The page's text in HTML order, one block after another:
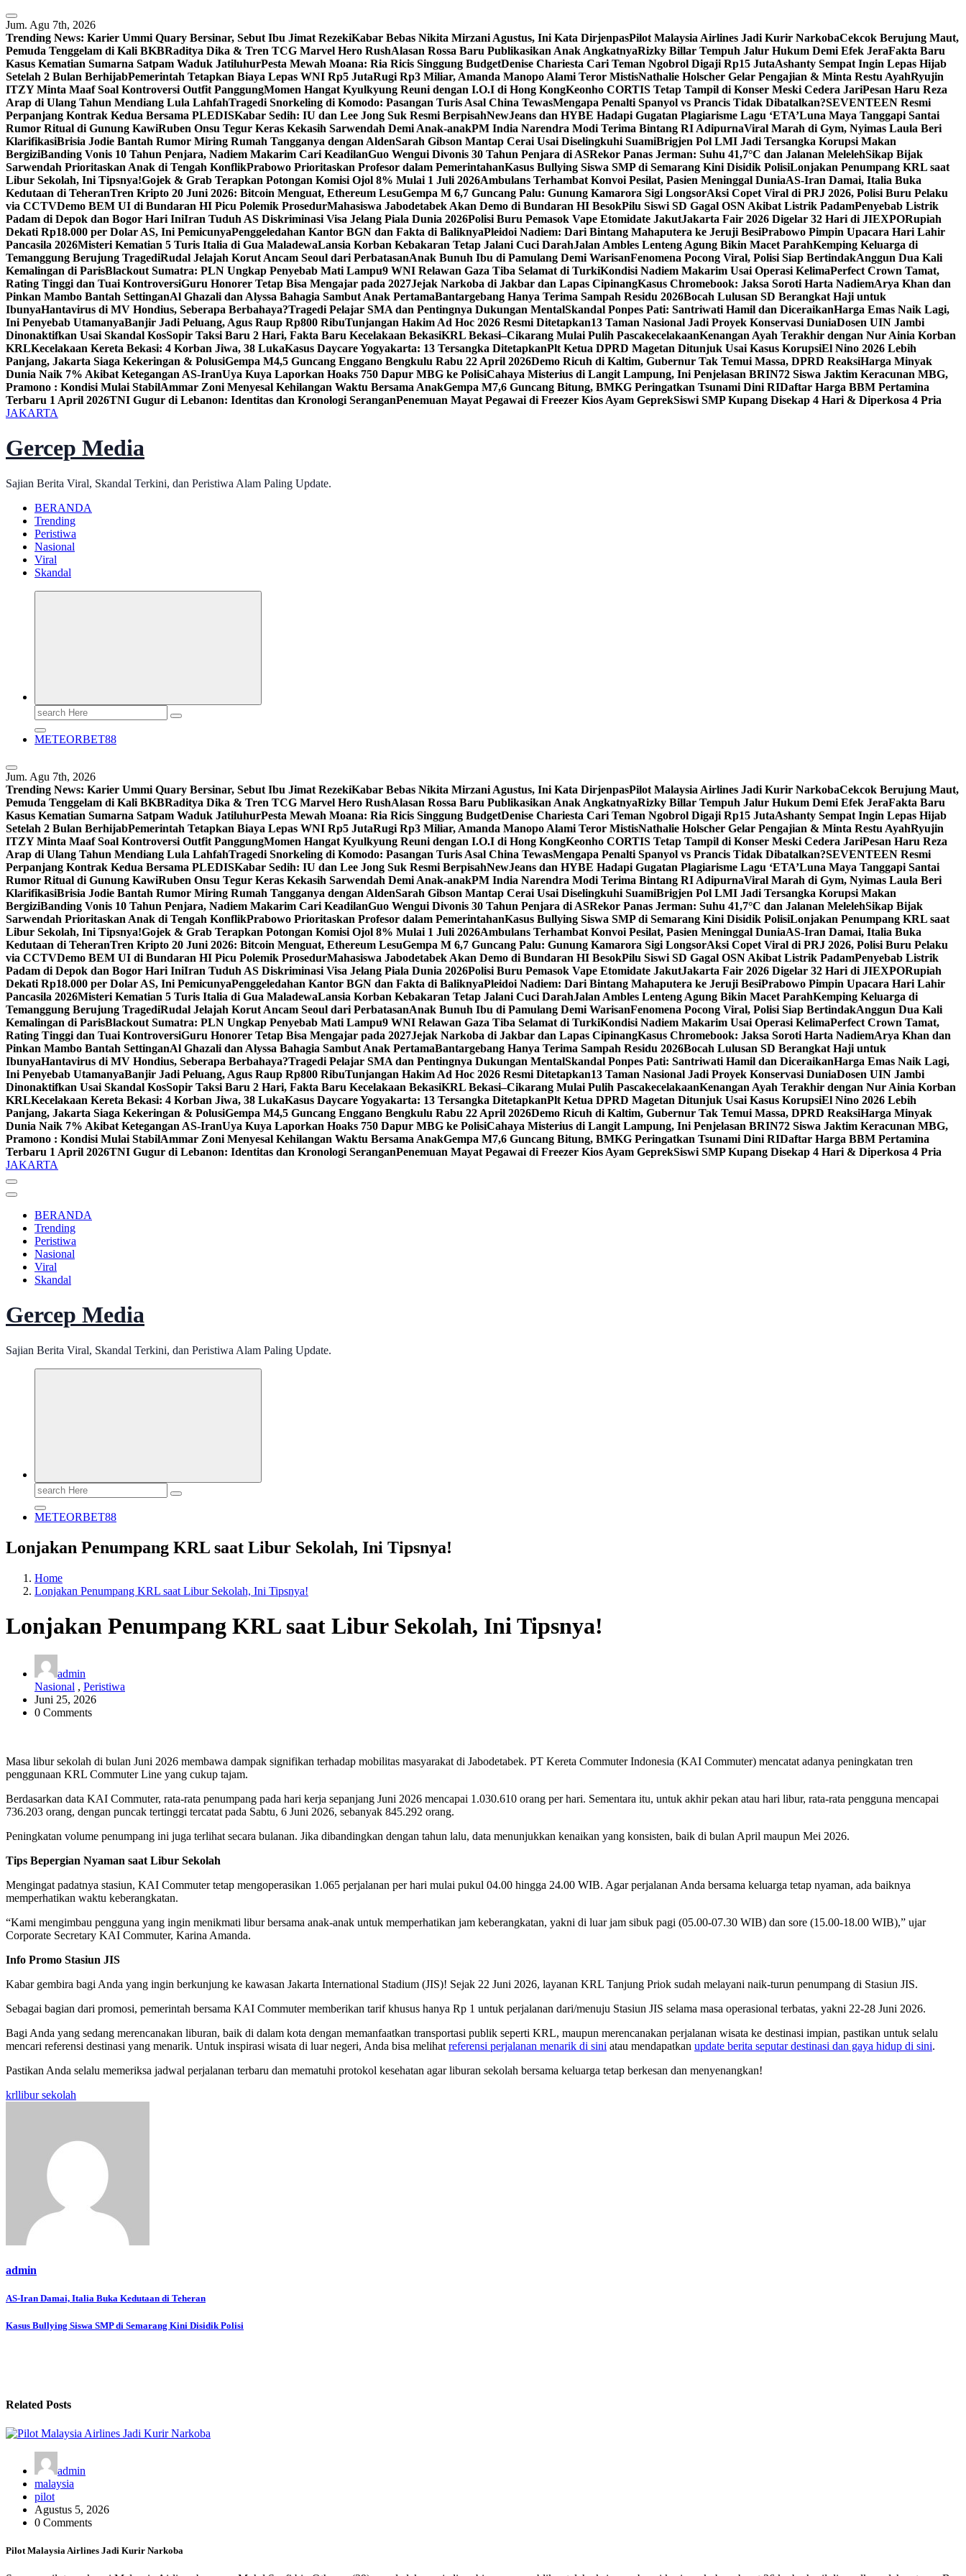
Skip
to
content
Jum. Agu 7th, 2026
Trending News: Karier Ummi Quary Bersinar, Sebut Ibu Jimat RezekiKabar Bebas Nikita Mirzani Agustus, Ini Kata DirjenpasPilot Malaysia Airlines Jadi Kurir NarkobaCekcok Berujung Maut,
Pemuda Tenggelam di Kali BKBRaditya Dika & Tren TCG Marvel Hero RushAlasan Rossa Baru Publikasikan Anak AngkatnyaRizky Billar Tempuh Jalur Hukum Demi Efek JeraFakta Baru
Kasus Kematian Sumarna Satpam Waduk JatiluhurPesta Mewah Moana: Ria Ricis Singgung BudgetDenise Chariesta Cari Teman Ngobrol Digaji Rp15 JutaAshanty Sempat Ingin Lepas Hijab
Setelah 2 Bulan BerhijabPemerintah Tetapkan Biaya Lepas WNI Rp5 JutaRugi Rp3 Miliar, Amanda Manopo Alami Teror MistisNathalie Holscher Gelar Pengajian & Minta Restu AyahRyujin
ITZY Minta Maaf Soal Kontroversi Outfit PanggungMomen Hangat Kyulkyung Reuni dengan I.O.I di Hong KongKeonho CORTIS Tetap Tampil di Konser Meski Cedera JariPesan Haru Reza
Arap di Ulang Tahun Mendiang Lula LahfahTragedi Snorkeling di Komodo: Pasangan Turis Asal China TewasMengapa Penalti Spanyol vs Prancis Tidak Dibatalkan?SEVENTEEN Resmi
Perpanjang Kontrak Kedua Bersama PLEDISKabar Sedih: IU dan Lee Jong Suk Resmi BerpisahNewJeans dan HYBE Hadapi Gugatan Plagiarisme Lagu ‘ETA’Luna Maya Tanggapi Santai
Rumor Ritual di Gunung KawiRuben Onsu Tegur Keras Kekasih Sarwendah Demi Anak-anakPM India Narendra Modi Terima Bintang RI AdipurnaViral Marah di Gym, Nyimas Laula Beri
KlarifikasiBrisia Jodie Bantah Rumor Miring Rumah Tangganya dengan AldenSarah Gibson Mantap Cerai Usai Diselingkuhi SuamiBrigjen Pol LMI Jadi Tersangka Korupsi Makan
BergiziBanding Vonis 10 Tahun Penjara, Nadiem Makarim Cari KeadilanGuo Wengui Divonis 30 Tahun Penjara di ASRekor Panas Jerman: Suhu 41,7°C dan Jalanan MelelehSikap Bijak
Sarwendah Prioritaskan Anak di Tengah KonflikPrabowo Prioritaskan Profesor dalam PemerintahanKasus Bullying Siswa SMP di Semarang Kini Disidik PolisiLonjakan Penumpang KRL saat
Libur Sekolah, Ini Tipsnya!Gojek & Grab Terapkan Potongan Komisi Ojol 8% Mulai 1 Juli 2026Ambulans Terhambat Konvoi Pesilat, Pasien Meninggal DuniaAS-Iran Damai, Italia Buka
Kedutaan di TeheranTren Kripto 20 Juni 2026: Bitcoin Menguat, Ethereum LesuGempa M 6,7 Guncang Palu: Gunung Kamarora Sigi LongsorAksi Copet Viral di PRJ 2026, Polisi Buru Pelaku
via CCTVDemo BEM UI di Bundaran HI Picu Polemik ProsedurMahasiswa Jabodetabek Akan Demo di Bundaran HI BesokPilu Siswi SD Gagal OSN Akibat Listrik PadamPenyebab Listrik
Padam di Depok dan Bogor Hari IniIran Tuduh AS Diskriminasi Visa Jelang Piala Dunia 2026Polisi Buru Pemasok Vape Etomidate JakutJakarta Fair 2026 Digelar 32 Hari di JIEXPORupiah
Dekati Rp18.000 per Dolar AS, Ini PemicunyaPenggeledahan Kantor BGN dan Fakta di BaliknyaPleidoi Nadiem: Dari Bintang Mahaputera ke Jeruji BesiPrabowo Pimpin Upacara Hari Lahir
Pancasila 2026Misteri Kematian 5 Turis Italia di Gua MaladewaLansia Korban Kebakaran Tetap Jalani Cuci DarahJalan Ambles Lenteng Agung Bikin Macet ParahKemping Keluarga di
Temanggung Berujung TragediRudal Jelajah Korut Ancam Seoul dari PerbatasanAnak Bunuh Ibu di Pamulang Demi WarisanFenomena Pocong Viral, Polisi Siap BertindakAnggun Dua Kali
Kemalingan di ParisBlackout Sumatra: PLN Ungkap Penyebab Mati Lampu9 WNI Relawan Gaza Tiba Selamat di TurkiKondisi Nadiem Makarim Usai Operasi KelimaPerfect Crown Tamat,
Rating Tinggi dan Tuai KontroversiGuru Honorer Tetap Bisa Mengajar pada 2027Jejak Narkoba di Jakbar dan Lapas CipinangKasus Chromebook: Jaksa Soroti Harta NadiemArya Khan dan
Pinkan Mambo Bantah SettinganAl Ghazali dan Alyssa Bahagia Sambut Anak PertamaBantargebang Hanya Terima Sampah Residu 2026Bocah Lulusan SD Berangkat Haji untuk
IbunyaHantavirus di MV Hondius, Seberapa Berbahaya?Tragedi Pelajar SMA dan Pentingnya Dukungan MentalSkandal Ponpes Pati: Santriwati Hamil dan DiceraikanHarga Emas Naik Lagi,
Ini Penyebab UtamanyaBanjir Jadi Peluang, Agus Raup Rp800 RibuTunjangan Hakim Ad Hoc 2026 Resmi Ditetapkan13 Taman Nasional Jadi Proyek Konservasi DuniaDosen UIN Jambi
Dinonaktifkan Usai Skandal KosSopir Taksi Baru 2 Hari, Fakta Baru Kecelakaan BekasiKRL Bekasi–Cikarang Mulai Pulih PascakecelakaanKenangan Ayah Terakhir dengan Nur Ainia Korban
KRLKecelakaan Kereta Bekasi: 4 Korban Jiwa, 38 LukaKasus Daycare Yogyakarta: 13 Tersangka DitetapkanPlt Ketua DPRD Magetan Ditunjuk Usai Kasus KorupsiEl Nino 2026 Lebih
Panjang, Jakarta Siaga Kekeringan & PolusiGempa M4,5 Guncang Enggano Bengkulu Rabu 22 April 2026Demo Ricuh di Kaltim, Gubernur Tak Temui Massa, DPRD ReaksiHarga Minyak
Dunia Naik 7% Akibat Ketegangan AS-IranUya Kuya Laporkan Hoaks 750 Dapur MBG ke PolisiCahaya Misterius di Langit Lampung, Ini Penjelasan BRIN72 Siswa Jaktim Keracunan MBG,
Pramono : Kondisi Mulai StabilAmmar Zoni Menyesal Kehilangan Waktu Bersama AnakGempa M7,6 Guncang Bitung, BMKG Peringatkan Tsunami Dini RIDaftar Harga BBM Pertamina
Terbaru 1 April 2026TNI Gugur di Lebanon: Identitas dan Kronologi SeranganPenemuan Mayat Pegawai di Freezer Kios Ayam GeprekSiswi SMP Kupang Disekap 4 Hari & Diperkosa 4 Pria
JAKARTA
Gercep Media
Sajian Berita Viral, Skandal Terkini, dan Peristiwa Alam Paling Update.
BERANDA
Trending
Peristiwa
Nasional
Viral
Skandal
Search
for:
METEORBET88
Jum. Agu 7th, 2026
Trending News: Karier Ummi Quary Bersinar, Sebut Ibu Jimat RezekiKabar Bebas Nikita Mirzani Agustus, Ini Kata DirjenpasPilot Malaysia Airlines Jadi Kurir NarkobaCekcok Berujung Maut,
Pemuda Tenggelam di Kali BKBRaditya Dika & Tren TCG Marvel Hero RushAlasan Rossa Baru Publikasikan Anak AngkatnyaRizky Billar Tempuh Jalur Hukum Demi Efek JeraFakta Baru
Kasus Kematian Sumarna Satpam Waduk JatiluhurPesta Mewah Moana: Ria Ricis Singgung BudgetDenise Chariesta Cari Teman Ngobrol Digaji Rp15 JutaAshanty Sempat Ingin Lepas Hijab
Setelah 2 Bulan BerhijabPemerintah Tetapkan Biaya Lepas WNI Rp5 JutaRugi Rp3 Miliar, Amanda Manopo Alami Teror MistisNathalie Holscher Gelar Pengajian & Minta Restu AyahRyujin
ITZY Minta Maaf Soal Kontroversi Outfit PanggungMomen Hangat Kyulkyung Reuni dengan I.O.I di Hong KongKeonho CORTIS Tetap Tampil di Konser Meski Cedera JariPesan Haru Reza
Arap di Ulang Tahun Mendiang Lula LahfahTragedi Snorkeling di Komodo: Pasangan Turis Asal China TewasMengapa Penalti Spanyol vs Prancis Tidak Dibatalkan?SEVENTEEN Resmi
Perpanjang Kontrak Kedua Bersama PLEDISKabar Sedih: IU dan Lee Jong Suk Resmi BerpisahNewJeans dan HYBE Hadapi Gugatan Plagiarisme Lagu ‘ETA’Luna Maya Tanggapi Santai
Rumor Ritual di Gunung KawiRuben Onsu Tegur Keras Kekasih Sarwendah Demi Anak-anakPM India Narendra Modi Terima Bintang RI AdipurnaViral Marah di Gym, Nyimas Laula Beri
KlarifikasiBrisia Jodie Bantah Rumor Miring Rumah Tangganya dengan AldenSarah Gibson Mantap Cerai Usai Diselingkuhi SuamiBrigjen Pol LMI Jadi Tersangka Korupsi Makan
BergiziBanding Vonis 10 Tahun Penjara, Nadiem Makarim Cari KeadilanGuo Wengui Divonis 30 Tahun Penjara di ASRekor Panas Jerman: Suhu 41,7°C dan Jalanan MelelehSikap Bijak
Sarwendah Prioritaskan Anak di Tengah KonflikPrabowo Prioritaskan Profesor dalam PemerintahanKasus Bullying Siswa SMP di Semarang Kini Disidik PolisiLonjakan Penumpang KRL saat
Libur Sekolah, Ini Tipsnya!Gojek & Grab Terapkan Potongan Komisi Ojol 8% Mulai 1 Juli 2026Ambulans Terhambat Konvoi Pesilat, Pasien Meninggal DuniaAS-Iran Damai, Italia Buka
Kedutaan di TeheranTren Kripto 20 Juni 2026: Bitcoin Menguat, Ethereum LesuGempa M 6,7 Guncang Palu: Gunung Kamarora Sigi LongsorAksi Copet Viral di PRJ 2026, Polisi Buru Pelaku
via CCTVDemo BEM UI di Bundaran HI Picu Polemik ProsedurMahasiswa Jabodetabek Akan Demo di Bundaran HI BesokPilu Siswi SD Gagal OSN Akibat Listrik PadamPenyebab Listrik
Padam di Depok dan Bogor Hari IniIran Tuduh AS Diskriminasi Visa Jelang Piala Dunia 2026Polisi Buru Pemasok Vape Etomidate JakutJakarta Fair 2026 Digelar 32 Hari di JIEXPORupiah
Dekati Rp18.000 per Dolar AS, Ini PemicunyaPenggeledahan Kantor BGN dan Fakta di BaliknyaPleidoi Nadiem: Dari Bintang Mahaputera ke Jeruji BesiPrabowo Pimpin Upacara Hari Lahir
Pancasila 2026Misteri Kematian 5 Turis Italia di Gua MaladewaLansia Korban Kebakaran Tetap Jalani Cuci DarahJalan Ambles Lenteng Agung Bikin Macet ParahKemping Keluarga di
Temanggung Berujung TragediRudal Jelajah Korut Ancam Seoul dari PerbatasanAnak Bunuh Ibu di Pamulang Demi WarisanFenomena Pocong Viral, Polisi Siap BertindakAnggun Dua Kali
Kemalingan di ParisBlackout Sumatra: PLN Ungkap Penyebab Mati Lampu9 WNI Relawan Gaza Tiba Selamat di TurkiKondisi Nadiem Makarim Usai Operasi KelimaPerfect Crown Tamat,
Rating Tinggi dan Tuai KontroversiGuru Honorer Tetap Bisa Mengajar pada 2027Jejak Narkoba di Jakbar dan Lapas CipinangKasus Chromebook: Jaksa Soroti Harta NadiemArya Khan dan
Pinkan Mambo Bantah SettinganAl Ghazali dan Alyssa Bahagia Sambut Anak PertamaBantargebang Hanya Terima Sampah Residu 2026Bocah Lulusan SD Berangkat Haji untuk
IbunyaHantavirus di MV Hondius, Seberapa Berbahaya?Tragedi Pelajar SMA dan Pentingnya Dukungan MentalSkandal Ponpes Pati: Santriwati Hamil dan DiceraikanHarga Emas Naik Lagi,
Ini Penyebab UtamanyaBanjir Jadi Peluang, Agus Raup Rp800 RibuTunjangan Hakim Ad Hoc 2026 Resmi Ditetapkan13 Taman Nasional Jadi Proyek Konservasi DuniaDosen UIN Jambi
Dinonaktifkan Usai Skandal KosSopir Taksi Baru 2 Hari, Fakta Baru Kecelakaan BekasiKRL Bekasi–Cikarang Mulai Pulih PascakecelakaanKenangan Ayah Terakhir dengan Nur Ainia Korban
KRLKecelakaan Kereta Bekasi: 4 Korban Jiwa, 38 LukaKasus Daycare Yogyakarta: 13 Tersangka DitetapkanPlt Ketua DPRD Magetan Ditunjuk Usai Kasus KorupsiEl Nino 2026 Lebih
Panjang, Jakarta Siaga Kekeringan & PolusiGempa M4,5 Guncang Enggano Bengkulu Rabu 22 April 2026Demo Ricuh di Kaltim, Gubernur Tak Temui Massa, DPRD ReaksiHarga Minyak
Dunia Naik 7% Akibat Ketegangan AS-IranUya Kuya Laporkan Hoaks 750 Dapur MBG ke PolisiCahaya Misterius di Langit Lampung, Ini Penjelasan BRIN72 Siswa Jaktim Keracunan MBG,
Pramono : Kondisi Mulai StabilAmmar Zoni Menyesal Kehilangan Waktu Bersama AnakGempa M7,6 Guncang Bitung, BMKG Peringatkan Tsunami Dini RIDaftar Harga BBM Pertamina
Terbaru 1 April 2026TNI Gugur di Lebanon: Identitas dan Kronologi SeranganPenemuan Mayat Pegawai di Freezer Kios Ayam GeprekSiswi SMP Kupang Disekap 4 Hari & Diperkosa 4 Pria
JAKARTA
BERANDA
Trending
Peristiwa
Nasional
Viral
Skandal
Gercep Media
Sajian Berita Viral, Skandal Terkini, dan Peristiwa Alam Paling Update.
Search
for:
METEORBET88
Lonjakan Penumpang KRL saat Libur Sekolah, Ini Tipsnya!
Home
Lonjakan Penumpang KRL saat Libur Sekolah, Ini Tipsnya!
Lonjakan Penumpang KRL saat Libur Sekolah, Ini Tipsnya!
admin
Nasional , Peristiwa
Juni 25, 2026
0 Comments
Masa libur sekolah di bulan Juni 2026 membawa dampak signifikan terhadap mobilitas masyarakat di Jabodetabek. PT Kereta Commuter Indonesia (KAI Commuter) mencatat adanya peningkatan tren
penggunaan KRL Commuter Line yang cukup tajam.
Berdasarkan data KAI Commuter, rata-rata penumpang pada hari kerja sepanjang Juni 2026 mencapai 1.030.610 orang per hari. Sementara itu, untuk akhir pekan atau hari libur, rata-rata pengguna mencapai
736.203 orang, dengan puncak tertinggi tercatat pada Sabtu, 6 Juni 2026, sebanyak 845.292 orang.
Peningkatan volume penumpang ini juga terlihat secara bulanan. Jika dibandingkan dengan tahun lalu, data menunjukkan kenaikan yang konsisten, baik di bulan April maupun Mei 2026.
Tips Bepergian Nyaman saat Libur Sekolah
Mengingat padatnya stasiun, KAI Commuter tetap mengoperasikan 1.065 perjalanan per hari mulai pukul 04.00 hingga 24.00 WIB. Agar perjalanan Anda bersama keluarga tetap nyaman, ada baiknya
memperhatikan waktu keberangkatan.
“Kami mengimbau pengguna yang ingin menikmati libur bersama anak-anak untuk memperhatikan jam keberangkatan, yakni di luar jam sibuk pagi (05.00-07.30 WIB) dan sore (15.00-18.00 WIB),” ujar
Corporate Secretary KAI Commuter, Karina Amanda.
Info Promo Stasiun JIS
Kabar gembira bagi Anda yang ingin berkunjung ke kawasan Jakarta International Stadium (JIS)! Sejak 22 Juni 2026, layanan KRL Tanjung Priok sudah melayani naik-turun penumpang di Stasiun JIS.
Sebagai bagian dari promosi, pemerintah bersama KAI Commuter memberikan tarif khusus hanya Rp 1 untuk perjalanan dari/menuju Stasiun JIS selama masa operasional terbatas, yakni 22-28 Juni 2026.
Bagi Anda yang sedang merencanakan liburan, baik di dalam kota dengan memanfaatkan transportasi publik seperti KRL, maupun merencanakan perjalanan wisata ke destinasi impian, pastikan untuk selalu
mencari referensi destinasi yang menarik. Untuk inspirasi wisata di luar negeri, Anda bisa melihatreferensi perjalanan menarik di sini atau mendapatkan update berita seputar destinasi dan gaya hidup di sini.
Pastikan Anda selalu memeriksa jadwal perjalanan terbaru dan mematuhi protokol kesehatan agar liburan sekolah bersama keluarga tetap berkesan dan menyenangkan!
krllibur sekolah
admin
Navigasi
pos
AS-Iran Damai, Italia Buka Kedutaan di Teheran
Kasus Bullying Siswa SMP di Semarang Kini Disidik Polisi
Related Posts
admin
malaysia
pilot
Agustus 5, 2026
0 Comments
Pilot Malaysia Airlines Jadi Kurir Narkoba